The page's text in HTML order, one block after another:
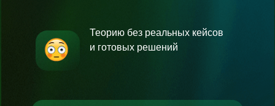
Теорию без реальных кейсов
и готовых решений